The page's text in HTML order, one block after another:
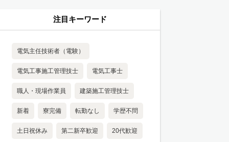
注目キーワード
電気主任技術者（電験）
電気工事施工管理技士 電気工事士
職人・現場作業員 建築施工管理技士
新着 寮完備 転勤なし 学歴不問
土日祝休み 第二新卒歓迎 20代歓迎